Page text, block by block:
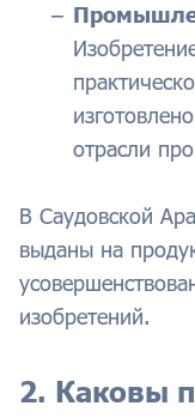
отрасли
В Саудовской
выданы на
изобретений.
2. Каковы